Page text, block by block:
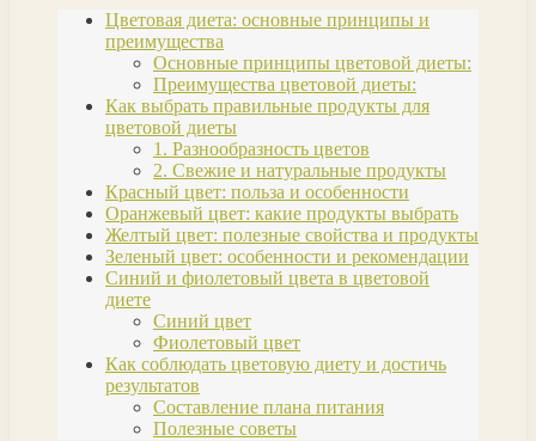
Цветовая диета: основные принципы и
преимущества
Основные принципы цветовой диеты:
Преимущества цветовой диеты:
Как выбрать правильные продукты для
цветовой диеты
1. Разнообразность цветов
2. Свежие и натуральные продукты
Красный цвет: польза и особенности
Оранжевый цвет: какие продукты выбрать
Желтый цвет: полезные свойства и продукты
Зеленый цвет: особенности и рекомендации
Синий и фиолетовый цвета в цветовой
диете
Синий цвет
Фиолетовый цвет
Как соблюдать цветовую диету и достичь
результатов
Составление плана питания
Полезные советы